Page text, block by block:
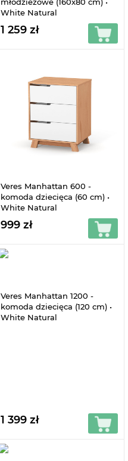
White Natural
1 259 zł
Veres Manhattan 600 -
komoda dziecięca (60 cm) •
White Natural
999 zł
Veres Manhattan 1200 -
komoda dziecięca (120 cm) •
White Natural
1 399 zł